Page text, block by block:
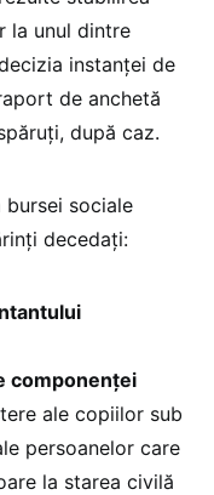
la unul dintre
instanței de
de anchetă
după caz.
bursei sociale
decedați:
componenței
ale copiilor sub
persoanelor care
la starea civilă